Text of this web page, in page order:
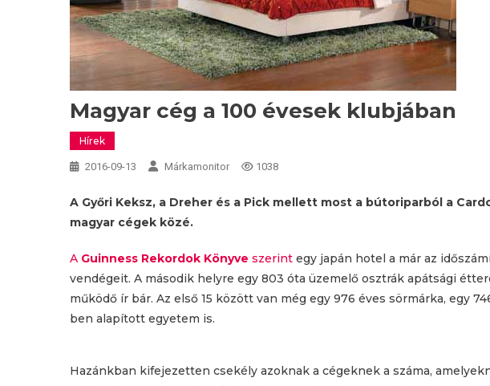
Magyar cég a 100 évesek klubjában
Hírek
2016-09-13 Márkamonitor 1038
A Győri Keksz, a Dreher és a Pick mellett most a bútoriparból a
magyar cégek közé.
A Guinness Rekordok Könyve szerint egy japán hotel a már az
vendégeit. A második helyre egy 803 óta üzemelő osztrák apátsági
működő ír bár. Az első 15 között van még egy 976 éves sörmárka, egy
ben alapított egyetem is.
Hazánkban kifejezetten csekély azoknak a cégeknek a száma,